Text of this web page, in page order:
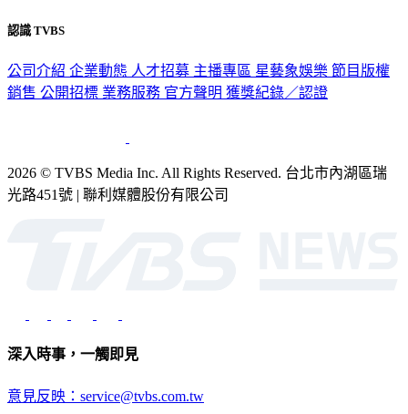
認識 TVBS
公司介紹 企業動態 人才招募 主播專區 星藝象娛樂 節目版權
銷售 公開招標 業務服務 官方聲明 獲獎紀錄／認證
2026 © TVBS Media Inc. All Rights Reserved. 台北市內湖區瑞
光路451號 | 聯利媒體股份有限公司
深入時事，一觸即見
意見反映：service@tvbs.com.tw